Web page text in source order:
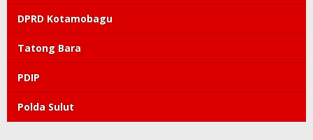
DPRD Kotamobagu
Tatong Bara
PDIP
Polda Sulut